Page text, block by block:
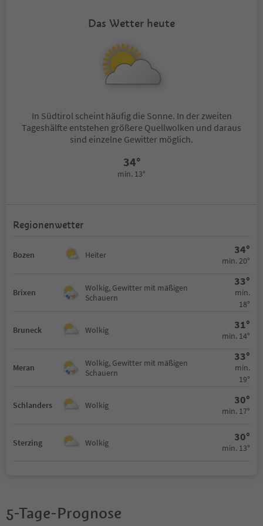
im gerade zur Galerie
umgewandelten Pecëi-Hof.
Ausstellende Künstler*innen:
Astrid Gamper, Gerald Moroder,
Armin Grunt, Christian Stl
Die Ausstellung kann nach
Anfragen unter: +39 340 841 0782
Selbstporträts
Das Wetter heute
In Südtirol scheint häufig die Sonne. In der zweiten
Tageshälfte entstehen größere Quellwolken und daraus
sind einzelne Gewitter möglich.
34°
min. 13°
Regionenwetter
Bozen Heiter 34°
min. 20°
Brixen
Wolkig, Gewitter mit mäßigen
Schauern
33°
min.
18°
Bruneck Wolkig 31°
min. 14°
Meran
Wolkig, Gewitter mit mäßigen
Schauern
33°
min.
19°
Schlanders Wolkig 30°
min. 17°
Sterzing Wolkig 30°
min. 13°
5-Tage-Prognose